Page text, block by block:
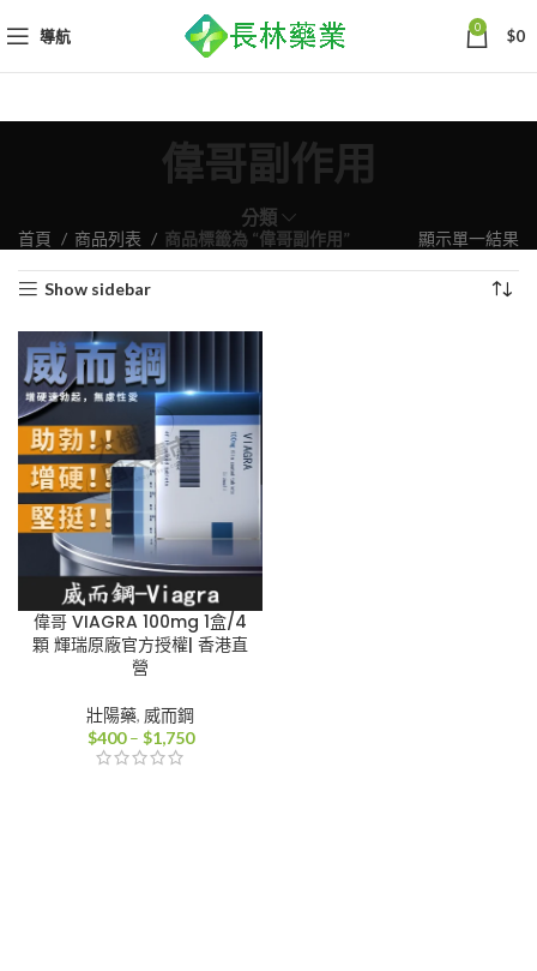
導航 0 $0
偉哥副作用
分類
首頁 商品列表 商品標籤為 “偉哥副作用” 顯示單一結果
Show sidebar
偉哥 VIAGRA 100mg 1盒/4
顆 輝瑞原廠官方授權| 香港直
營
壯陽藥, 威而鋼
$400 – $1,750價